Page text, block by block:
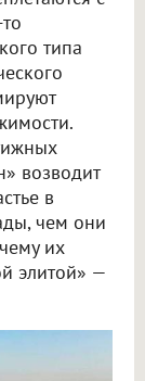
типа
возводит
в
чем они
их
элитой» —